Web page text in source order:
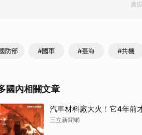
廣
防部 #國軍 #臺海 #共機
國內相關文章
汽車材料廠大火！它4年前
三立新聞網